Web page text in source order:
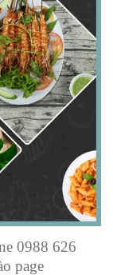
0988 626
page